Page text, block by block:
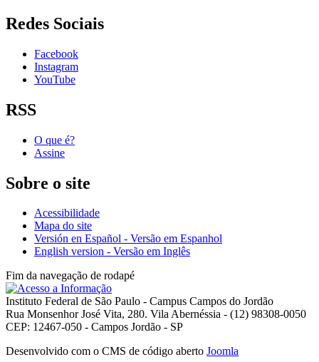
Redes Sociais
Facebook
Instagram
YouTube
RSS
O que é?
Assine
Sobre o site
Acessibilidade
Mapa do site
Versión en Español - Versão em Espanhol
English version - Versão em Inglês
Fim da navegação de rodapé
Instituto Federal de São Paulo - Campus Campos do Jordão
Rua Monsenhor José Vita, 280. Vila Abernéssia - (12) 98308-0050
CEP: 12467-050 - Campos Jordão - SP
Desenvolvido com o CMS de código aberto Joomla